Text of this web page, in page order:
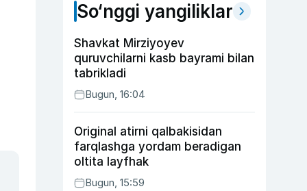
So‘nggi yangiliklar
Shavkat Mirziyoyev
quruvchilarni kasb bayrami bilan
tabrikladi
Bugun, 16:04
Original atirni qalbakisidan
farqlashga yordam beradigan
oltita layfhak
Bugun, 15:59